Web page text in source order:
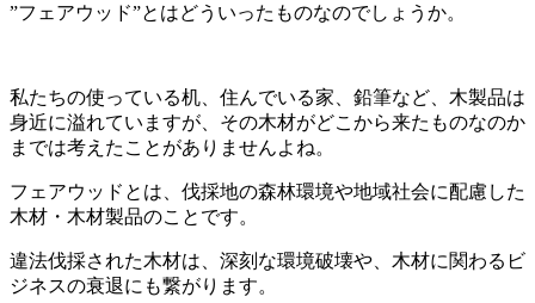
”フェアウッド”とはどういったものなのでしょうか。
私たちの使っている机、住んでいる家、鉛筆など、木製品は
身近に溢れていますが、その木材がどこから来たものなのか
までは考えたことがありませんよね。
フェアウッドとは、伐採地の森林環境や地域社会に配慮した
木材・木材製品のことです。
違法伐採された木材は、深刻な環境破壊や、木材に関わるビ
ジネスの衰退にも繋がります。